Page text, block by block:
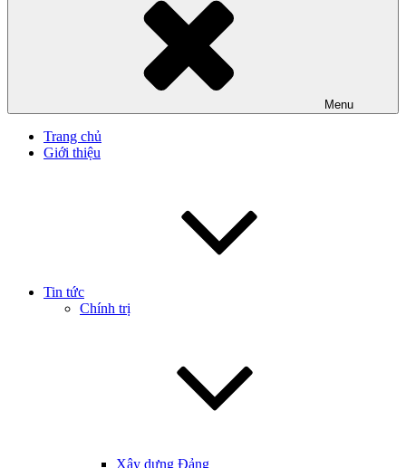
Menu
Trang chủ
Giới thiệu
Tin tức
Chính trị
Xây dựng Đảng